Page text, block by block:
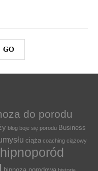
do porodu
blog boje się porodu Business
ciąża coaching ciążowy
hipnoporód